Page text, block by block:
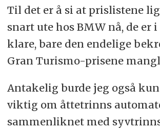
Til det er å si at prislistene
snart ute hos BMW nå, de er
klare, bare den endelige
Gran Turismo-prisene
Antakelig burde jeg også
viktig om åttetrinns
sammenliknet med